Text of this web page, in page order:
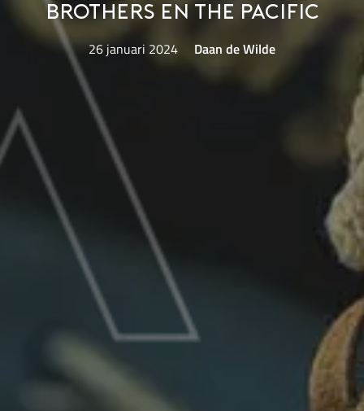
Brothers en The Pacific
26 januari 2024 Daan de Wilde